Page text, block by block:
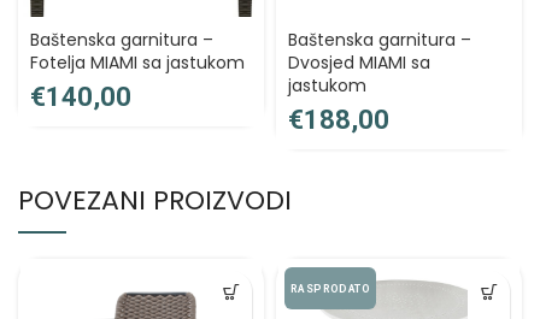
Baštenska garnitura –
Fotelja MIAMI sa jastukom
€
Baštenska garnitura –
Dvosjed MIAMI sa
jastukom
€
POVEZANI PROIZVODI
RASPRODATO